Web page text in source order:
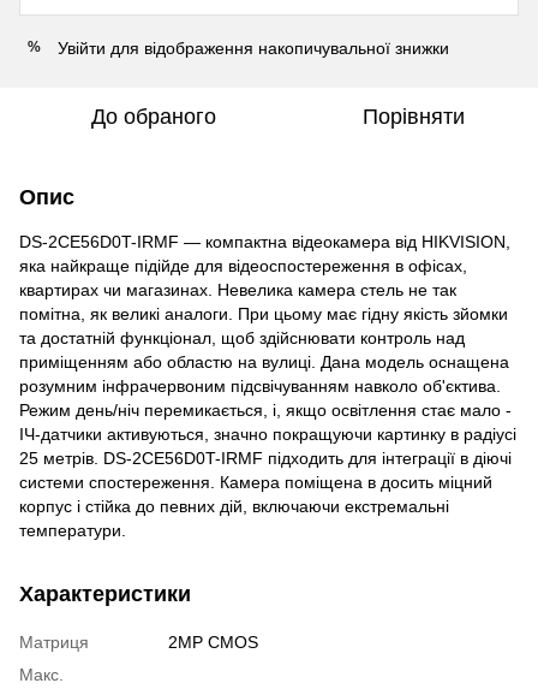
% Увійти для відображення накопичувальної знижки
До обраного Порівняти
Опис
DS-2CE56D0T-IRMF — компактна відеокамера від HIKVISION,
яка найкраще підійде для відеоспостереження в офісах,
квартирах чи магазинах. Невелика камера стель не так
помітна, як великі аналоги. При цьому має гідну якість зйомки
та достатній функціонал, щоб здійснювати контроль над
приміщенням або областю на вулиці. Дана модель оснащена
розумним інфрачервоним підсвічуванням навколо об'єктива.
Режим день/ніч перемикається, і, якщо освітлення стає мало -
ІЧ-датчики активуються, значно покращуючи картинку в радіусі
25 метрів. DS-2CE56D0T-IRMF підходить для інтеграції в діючі
системи спостереження. Камера поміщена в досить міцний
корпус і стійка до певних дій, включаючи екстремальні
температури.
Характеристики
Матриця
2MP CMOS
Макс.